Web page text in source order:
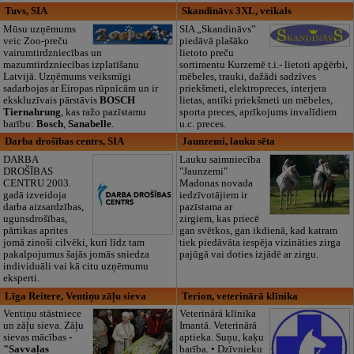
Tuvs, SIA
Mūsu uzņēmums
veic Zoo-preču
vairumtirdzniecības un
mazumtirdzniecības izplatīšanu
Latvijā. Uzņēmums veiksmīgi
sadarbojas ar Eiropas rūpnīcām un ir
ekskluzīvais pārstāvis BOSCH
Tiernahrung , kas ražo pazīstamu
barību: Bosch, Sanabelle.
Skandināvs 3XL, veikals
SIA „Skandināvs”
piedāvā plašāko
lietoto preču
sortimentu Kurzemē t.i.- lietoti apģērbi,
mēbeles, trauki, dažādi sadzīves
priekšmeti, elektropreces, interjera
lietas, antīki priekšmeti un mēbeles,
sporta preces, aprīkojums invalīdiem
u.c. preces.
Darba drošības centrs, SIA
DARBA
DROŠĪBAS
CENTRU 2003.
gadā izveidoja
darba aizsardzības,
ugunsdrošības,
pārtikas aprites
jomā zinoši cilvēki, kuri līdz tam
pakalpojumus šajās jomās sniedza
individuāli vai kā citu uzņēmumu
eksperti.
Jaunzemi, lauku sēta
Lauku saimniecība
"Jaunzemi"
Madonas novada
iedzīvotājiem ir
pazīstama ar
zirgiem, kas priecē
gan svētkos, gan ikdienā, kad katram
tiek piedāvāta iespēja vizināties zirga
pajūgā vai doties izjādē ar zirgu.
Līga Reitere, Ventiņu zāļu sieva
Ventiņu stāstniece
un zāļu sieva. Zāļu
sievas mācības-
"Savvaļas
Terion, veterinārā klīnika
Veterinārā klīnika
Imantā. Veterinārā
aptieka. Suņu, kaķu
barība. • Dzīvnieku